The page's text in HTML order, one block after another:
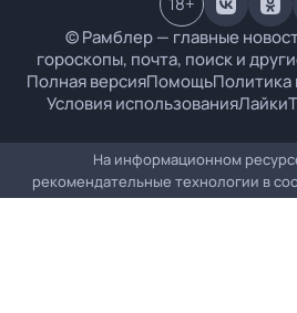
© Рамблер — главные
гороскопы, почта, поиск и
Полная версияПомощьПолитика
Условия использованияЛайки
На информационном
рекомендательные технологии в